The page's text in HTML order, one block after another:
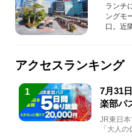
場所も
ランチ
ングモ
口。近
アクセスランキング
1
7月31
楽部パ
JR東日
「大人